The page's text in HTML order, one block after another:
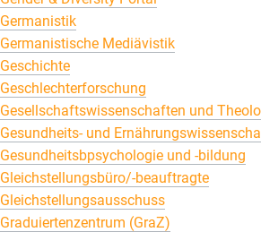
Germanistik
Germanistische Mediävistik
Geschichte
Geschlechterforschung
Gesellschaftswissenschaften und
Gesundheits- und
Gesundheitsbpsychologie und -bildung
Gleichstellungsbüro/-beauftragte
Gleichstellungsausschuss
Graduiertenzentrum (GraZ)